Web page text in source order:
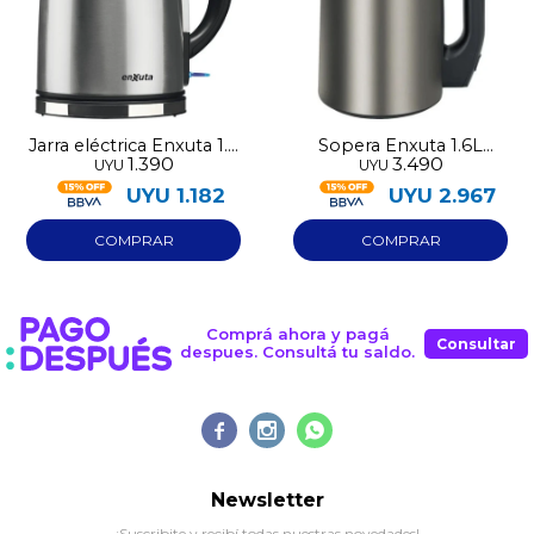
Jarra eléctrica Enxuta 1.7
lts acero inox.
UYU 1.390
UYU 1.182
Sopera Enxuta 1.6L
800W
UYU 3.490
UYU 2.967
Comprá ahora y pagá
despues. Consultá tu saldo.
Consultar
  
Newsletter
Fecha de nacimiento
Elegís Pago Después como metodo de pago
* sujeto a aprobación crediticia. El monto disponible
puede variar por comercio